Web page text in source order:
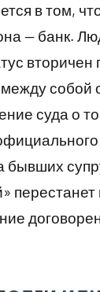
в том,
— банк.
вторичен
собой
суда о
бывших
перестанет